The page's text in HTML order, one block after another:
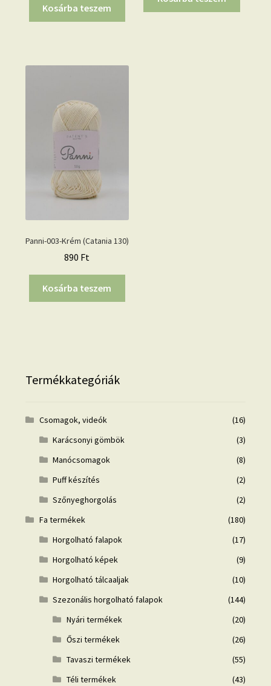
Kosárba teszem
Panni-003-Krém (Catania 130)
890 Ft
Kosárba teszem
Termékkategóriák
Csomagok, videók
(16)
Karácsonyi gömbök
(3)
Manócsomagok
(8)
Puff készítés
(2)
Szőnyeghorgolás
(2)
Fa termékek
(180)
Horgolható falapok
(17)
Horgolható képek
(9)
Horgolható tálcaaljak
(10)
Szezonális horgolható falapok
(144)
Nyári termékek
(20)
Őszi termékek
(26)
Tavaszi termékek
(55)
Téli termékek
(43)